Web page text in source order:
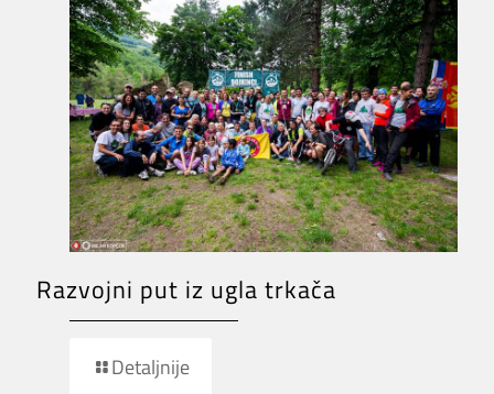
Razvojni put iz ugla trkača
Detaljnije